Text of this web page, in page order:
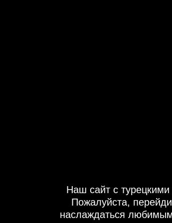
Наш сайт с
Пожалуйста,
наслаждаться